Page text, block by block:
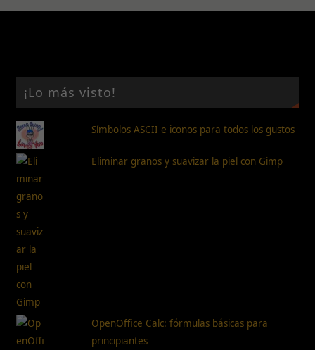
¡Lo más visto!
Símbolos ASCII e iconos para todos los gustos
Eliminar granos y suavizar la piel con Gimp
OpenOffice Calc: fórmulas básicas para
principiantes